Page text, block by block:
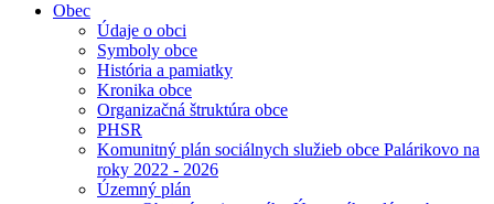
Obec
Údaje o obci
Symboly obce
História a pamiatky
Kronika obce
Organizačná štruktúra obce
PHSR
Komunitný plán sociálnych služieb obce Palárikovo na
roky 2022 - 2026
Územný plán